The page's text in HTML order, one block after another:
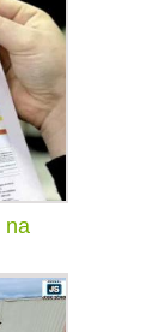
na